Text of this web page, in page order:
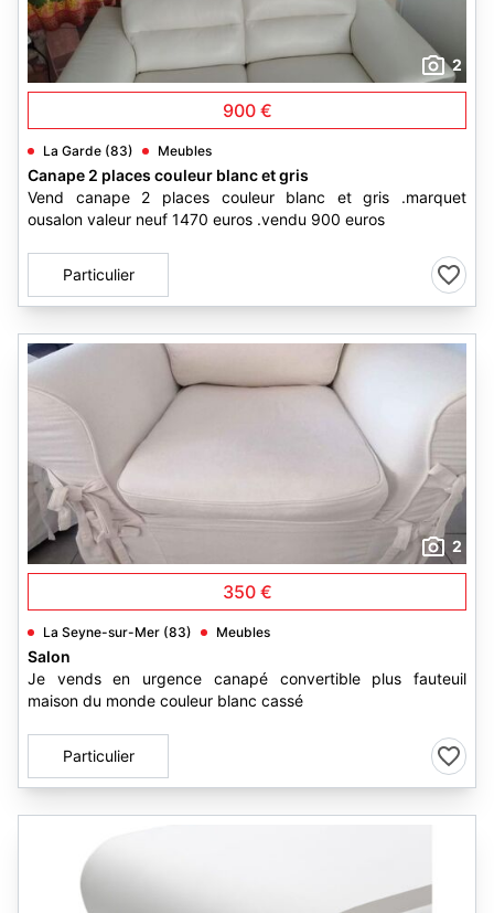
2
900 €
La Garde (83) Meubles
Canape 2 places couleur blanc et gris
Vend canape 2 places couleur blanc et gris .marquet
ousalon valeur neuf 1470 euros .vendu 900 euros
Particulier
2
350 €
La Seyne-sur-Mer (83) Meubles
Salon
Je vends en urgence canapé convertible plus fauteuil
maison du monde couleur blanc cassé
Particulier